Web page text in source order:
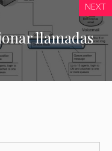
NEXT
llamadas